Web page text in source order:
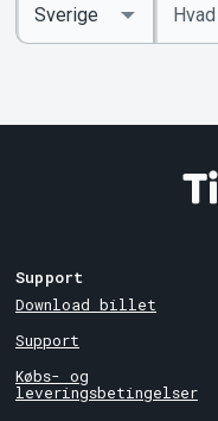
søgeord
Country
Support
Download billet
Support
Købs- og
leveringsbetingelser